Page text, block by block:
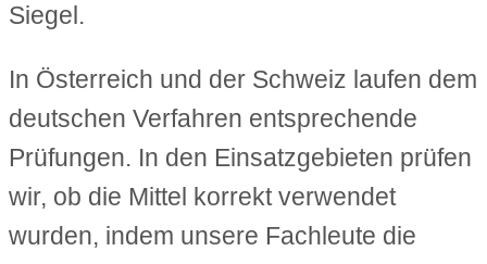
Siegel.
In Österreich und der Schweiz laufen dem
deutschen Verfahren entsprechende
Prüfungen. In den Einsatzgebieten prüfen
wir, ob die Mittel korrekt verwendet
wurden, indem unsere Fachleute die